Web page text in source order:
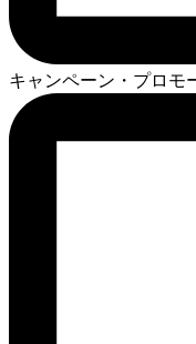
キャンペーン・プロモ